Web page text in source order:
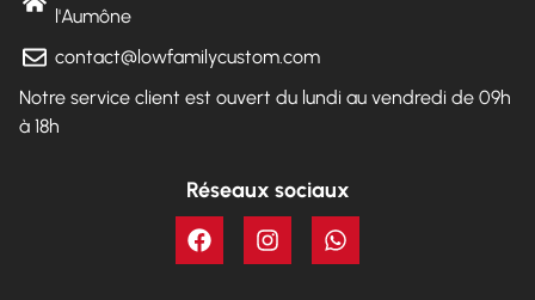
l'Aumône
contact@lowfamilycustom.com
Notre service client est ouvert du lundi au vendredi de 09h
à 18h
Réseaux sociaux